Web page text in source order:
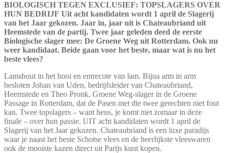
BIOLOGISCH TEGEN EXCLUSIEF: TOPSLAGERS OVER
HUN BEDRIJF Uit acht kandidaten wordt 1 april de Slagerij
van het Jaar gekozen. Jaar in, jaar uit is Chateaubriand uit
Heemstede van de partij. Twee jaar geleden deed de eerste
Biologische slager mee: De Groene Weg uit Rotterdam. Ook nu
weer kandidaat. Beide gaan voor het beste, maar wat is nu het
beste vlees?
Lamsbout in het hooi en entrecote van lam. Bijna arm in arm
besloten Johan van Uden, bedrijfsleider van Chateaubriand,
Heemstede en Theo Pronk, Groene Weg-slager in de Groene
Passage in Rotterdam, dat de Pasen met die twee gerechten niet fout
kan. Twee topslagers – want heus, je komt niet zomaar in deze
finale – over hun passie. UIT acht kandidaten wordt 1 april de
Slagerij van het Jaar gekozen. Chateaubriand is een luxe paradijs
waar je naast het beste Schotse vlees en de heerlijkste vleeswaren
ook de mooiste kazen direct uit Parijs kunt kopen.